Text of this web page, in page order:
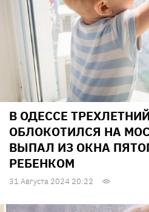
В ОДЕССЕ
ОБЛОКОТИЛСЯ НА
ВЫПАЛ ИЗ ОКНА
РЕБЕНКОМ
31 Августа 2024 20:22